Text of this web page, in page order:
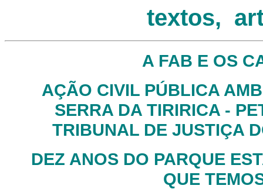
textos,
A FAB E OS
AÇÃO CIVIL PÚBLICA
SERRA DA TIRIRICA -
TRIBUNAL DE JUSTIÇA
DEZ ANOS DO PARQUE
QUE